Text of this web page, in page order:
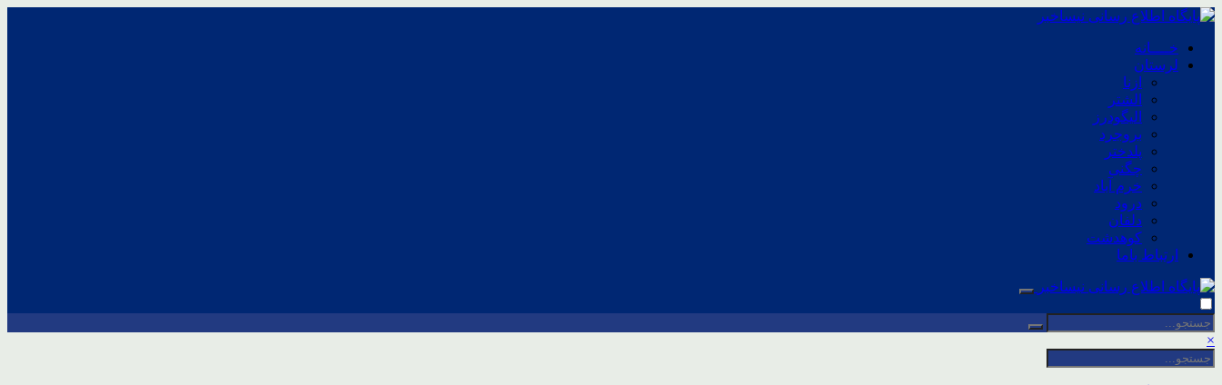
خــــانه
لرستان
ازنا
الشتر
الیگودرز
بروجرد
پلدختر
چگنی
خرم آباد
درود
دلفان
کوهدشت
ارتباط باما
×